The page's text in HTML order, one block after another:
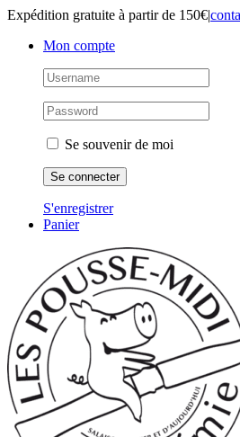
Passer
contenu
Expédition gratuite à partir de 150€|
Mon compte
Se souvenir de moi
S'enregistrer
Panier